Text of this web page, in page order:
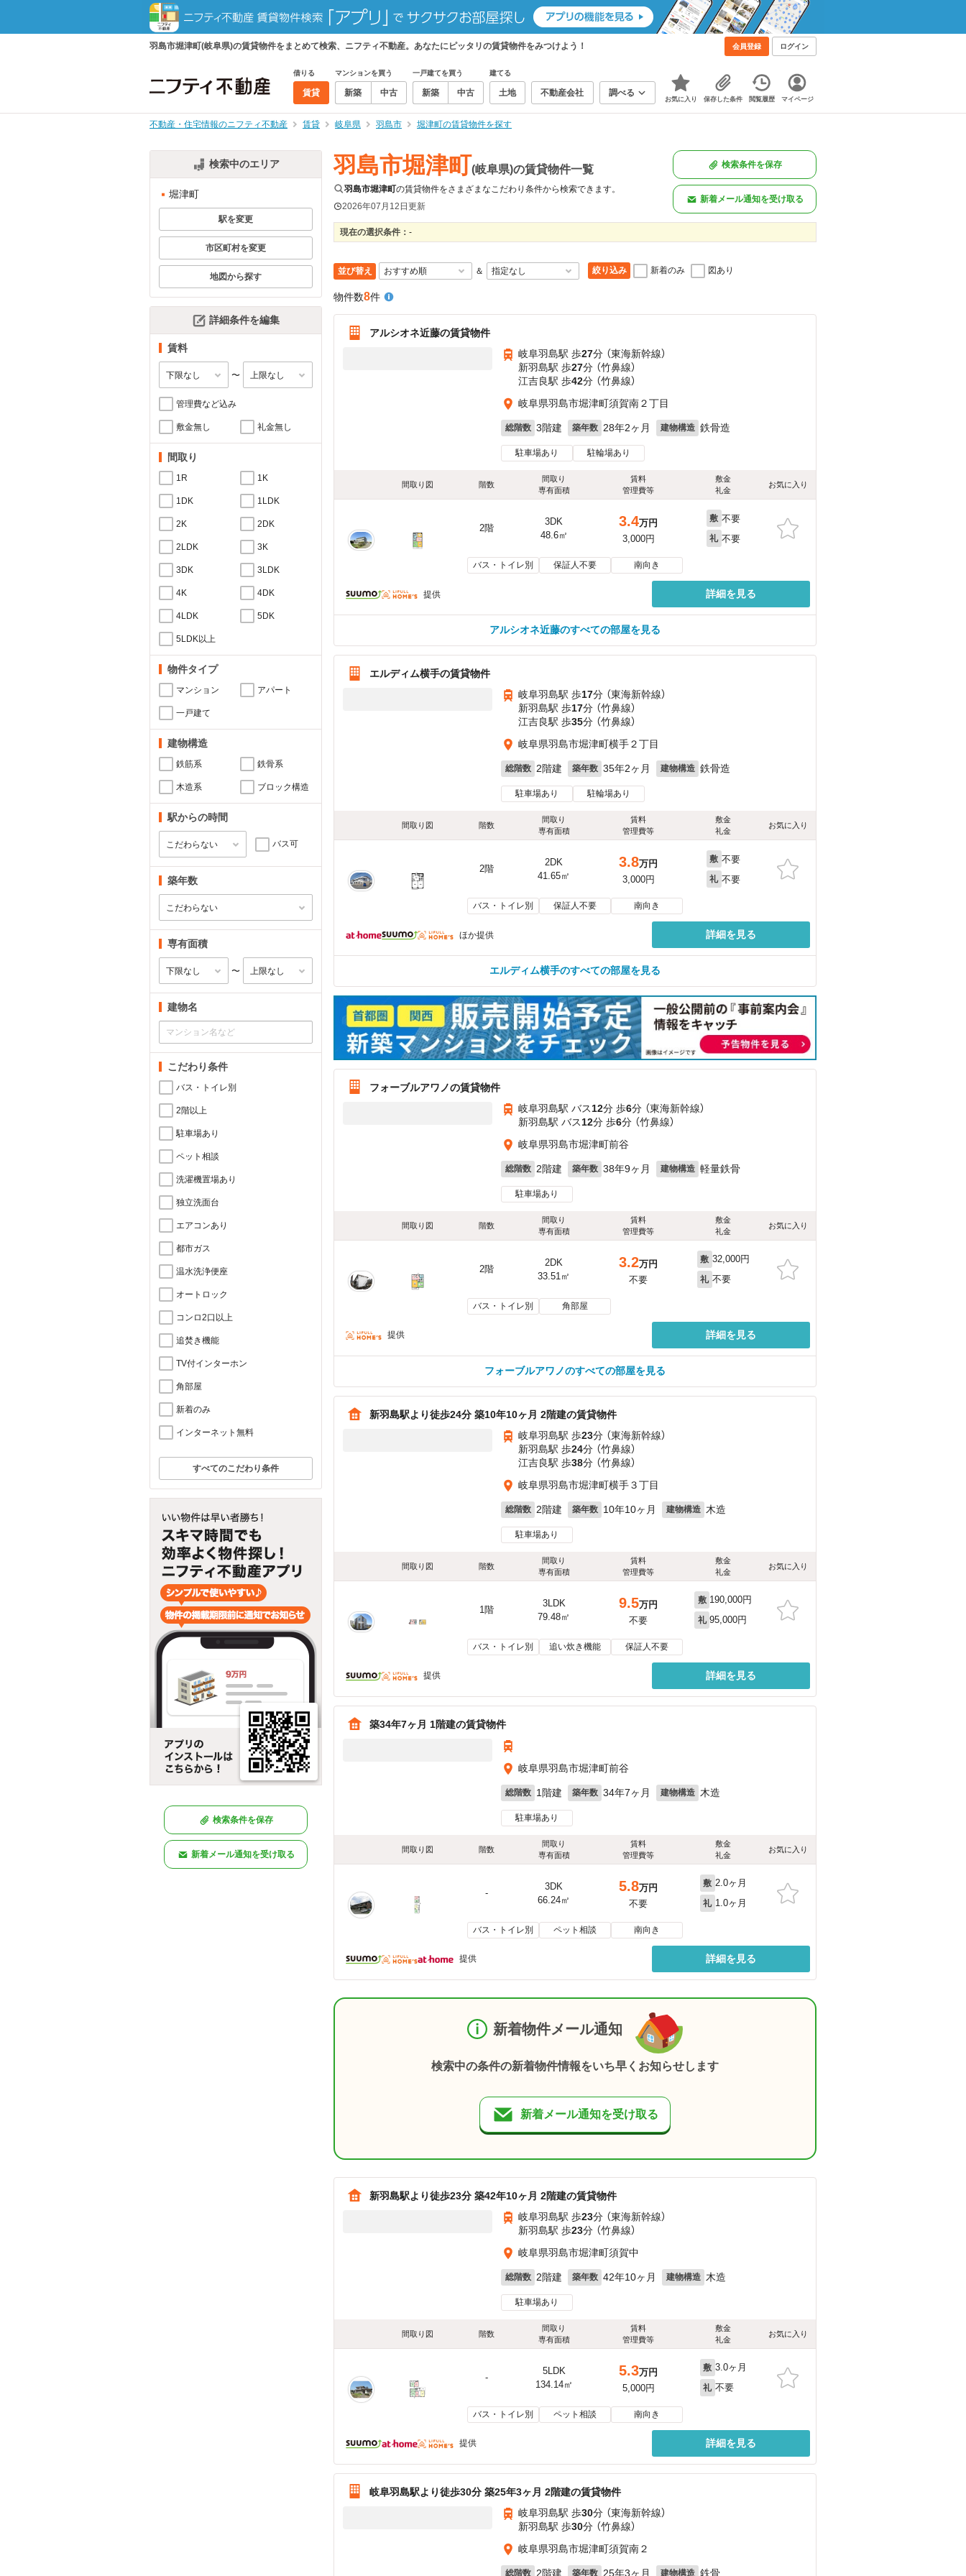
羽島市堀津町(岐阜県)の賃貸物件をまとめて検索、ニフティ不動産。あなたにピッタリの賃貸物件をみつけよう！ 会員登録 ログイン
借りる
賃貸
マンションを買う
新築 中古
一戸建てを買う
新築 中古
建てる
土地 不動産会社 調べる
お気に入り 保存した条件 閲覧履歴 マイページ
不動産・住宅情報のニフティ不動産 賃貸 岐阜県 羽島市 堀津町の賃貸物件を探す
検索中のエリア
堀津町
駅を変更
市区町村を変更
地図から探す
詳細条件を編集
賃料
〜
管理費など込み
敷金無し 礼金無し
間取り
1R 1K
1DK 1LDK
2K 2DK
2LDK 3K
3DK 3LDK
4K 4DK
4LDK 5DK
5LDK以上
物件タイプ
マンション アパート
一戸建て
建物構造
鉄筋系 鉄骨系
木造系 ブロック構造
駅からの時間
バス可
築年数
専有面積
〜
建物名
こだわり条件
バス・トイレ別
2階以上
駐車場あり
ペット相談
洗濯機置場あり
独立洗面台
エアコンあり
都市ガス
温水洗浄便座
オートロック
コンロ2口以上
追焚き機能
TV付インターホン
角部屋
新着のみ
インターネット無料
すべてのこだわり条件
検索条件を保存
新着メール通知を受け取る
羽島市堀津町(岐阜県)の賃貸物件一覧
羽島市堀津町の賃貸物件をさまざまなこだわり条件から検索できます。
2026年07月12日更新
検索条件を保存
新着メール通知を受け取る
現在の選択条件： -
並び替え ＆ 絞り込み 新着のみ 図あり
物件数8件
アルシオネ近藤の賃貸物件
岐阜羽島駅 歩27分 （東海新幹線）
新羽島駅 歩27分 （竹鼻線）
江吉良駅 歩42分 （竹鼻線）
岐阜県羽島市堀津町須賀南２丁目
総階数 3階建 築年数 28年2ヶ月 建物構造 鉄骨造
駐車場あり 駐輪場あり
間取り図 階数
間取り
専有面積
賃料
管理費等
敷金
礼金
お気に入り
2階
3DK
48.6㎡
3.4万円
3,000円
敷 不要
礼 不要
バス・トイレ別 保証人不要 南向き
提供 詳細を見る
アルシオネ近藤のすべての部屋を見る
エルディム横手の賃貸物件
岐阜羽島駅 歩17分 （東海新幹線）
新羽島駅 歩17分 （竹鼻線）
江吉良駅 歩35分 （竹鼻線）
岐阜県羽島市堀津町横手２丁目
総階数 2階建 築年数 35年2ヶ月 建物構造 鉄骨造
駐車場あり 駐輪場あり
間取り図 階数
間取り
専有面積
賃料
管理費等
敷金
礼金
お気に入り
2階
2DK
41.65㎡
3.8万円
3,000円
敷 不要
礼 不要
バス・トイレ別 保証人不要 南向き
ほか提供 詳細を見る
エルディム横手のすべての部屋を見る
フォーブルアワノの賃貸物件
岐阜羽島駅 バス12分 歩6分 （東海新幹線）
新羽島駅 バス12分 歩6分 （竹鼻線）
岐阜県羽島市堀津町前谷
総階数 2階建 築年数 38年9ヶ月 建物構造 軽量鉄骨
駐車場あり
間取り図 階数
間取り
専有面積
賃料
管理費等
敷金
礼金
お気に入り
2階
2DK
33.51㎡
3.2万円
不要
敷 32,000円
礼 不要
バス・トイレ別 角部屋
提供 詳細を見る
フォーブルアワノのすべての部屋を見る
新羽島駅より徒歩24分 築10年10ヶ月 2階建の賃貸物件
岐阜羽島駅 歩23分 （東海新幹線）
新羽島駅 歩24分 （竹鼻線）
江吉良駅 歩38分 （竹鼻線）
岐阜県羽島市堀津町横手３丁目
総階数 2階建 築年数 10年10ヶ月 建物構造 木造
駐車場あり
間取り図 階数
間取り
専有面積
賃料
管理費等
敷金
礼金
お気に入り
1階
3LDK
79.48㎡
9.5万円
不要
敷 190,000円
礼 95,000円
バス・トイレ別 追い炊き機能 保証人不要
提供 詳細を見る
築34年7ヶ月 1階建の賃貸物件
岐阜県羽島市堀津町前谷
総階数 1階建 築年数 34年7ヶ月 建物構造 木造
駐車場あり
間取り図 階数
間取り
専有面積
賃料
管理費等
敷金
礼金
お気に入り
-
3DK
66.24㎡
5.8万円
不要
敷 2.0ヶ月
礼 1.0ヶ月
バス・トイレ別 ペット相談 南向き
提供 詳細を見る
新着物件メール通知
検索中の条件の新着物件情報をいち早くお知らせします
新着メール通知を受け取る
新羽島駅より徒歩23分 築42年10ヶ月 2階建の賃貸物件
岐阜羽島駅 歩23分 （東海新幹線）
新羽島駅 歩23分 （竹鼻線）
岐阜県羽島市堀津町須賀中
総階数 2階建 築年数 42年10ヶ月 建物構造 木造
駐車場あり
間取り図 階数
間取り
専有面積
賃料
管理費等
敷金
礼金
お気に入り
-
5LDK
134.14㎡
5.3万円
5,000円
敷 3.0ヶ月
礼 不要
バス・トイレ別 ペット相談 南向き
提供 詳細を見る
岐阜羽島駅より徒歩30分 築25年3ヶ月 2階建の賃貸物件
岐阜羽島駅 歩30分 （東海新幹線）
新羽島駅 歩30分 （竹鼻線）
岐阜県羽島市堀津町須賀南２
総階数 2階建 築年数 25年3ヶ月 建物構造 鉄骨